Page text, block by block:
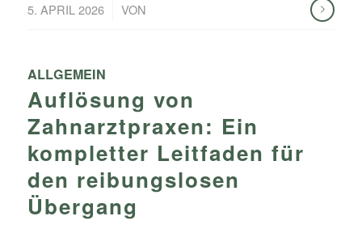
5. APRIL 2026 VON
ALLGEMEIN
Auflösung von
Zahnarztpraxen: Ein
kompletter Leitfaden für
den reibungslosen
Übergang